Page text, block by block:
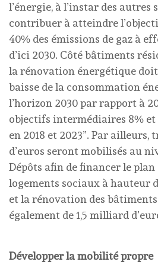
l’énergie, à l’instar des autres
contribuer à atteindre
40% des émissions de gaz à
d’ici 2030. Côté bâtiments
la rénovation énergétique
baisse de la consommation
l’horizon 2030 par rapport à
objectifs intermédiaires 8% et
en 2018 et 2023”. Par
d’euros seront mobilisés au
Dépôts afin de financer le
logements sociaux à hauteur
et la rénovation des
également de 1,5 milliard
Développer la mobilité propre